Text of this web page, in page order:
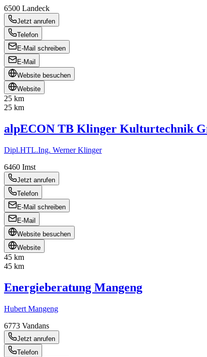
6500 Landeck
Jetzt anrufen
Telefon
E-Mail schreiben
E-Mail
Website besuchen
Website
25 km
25 km
alpECON TB Klinger Kulturtechnik
Dipl.HTL.Ing. Werner Klinger
6460 Imst
Jetzt anrufen
Telefon
E-Mail schreiben
E-Mail
Website besuchen
Website
45 km
45 km
Energieberatung Mangeng
Hubert Mangeng
6773 Vandans
Jetzt anrufen
Telefon